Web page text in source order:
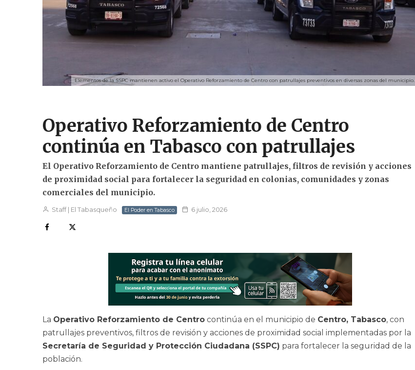
Elementos de la SSPC mantienen activo el Operativo Reforzamiento de Centro con patrullajes preventivos en diversas zonas del municipio.
Operativo Reforzamiento de Centro
continúa en Tabasco con patrullajes
El Operativo Reforzamiento de Centro mantiene patrullajes, filtros de revisión y acciones
de proximidad social para fortalecer la seguridad en colonias, comunidades y zonas
comerciales del municipio.
Staff | El Tabasqueño El Poder en Tabasco 6 julio, 2026
La Operativo Reforzamiento de Centro continúa en el municipio de Centro, Tabasco, con
patrullajes preventivos, filtros de revisión y acciones de proximidad social implementadas por la
Secretaría de Seguridad y Protección Ciudadana (SSPC) para fortalecer la seguridad de la
población.